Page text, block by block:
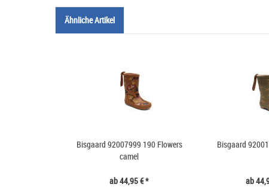
Ähnliche Artikel
Bisgaard 92007999 190 Flowers
camel
ab 44,95 € *
Bisgaard
ab